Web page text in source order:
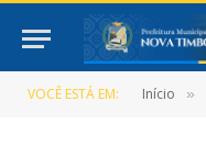
VOCÊ ESTÁ EM: Início »